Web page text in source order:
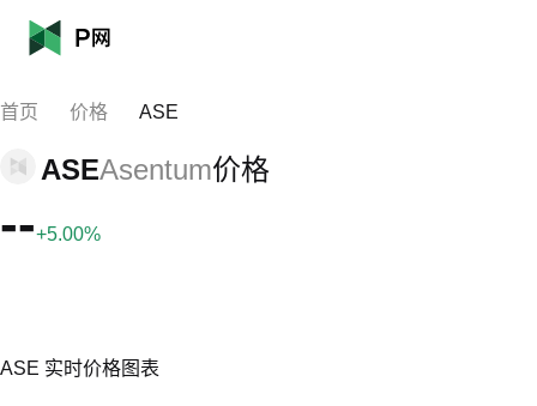
首页 价格 ASE
ASEAsentum价格
--+5.00%
ASE 实时价格图表